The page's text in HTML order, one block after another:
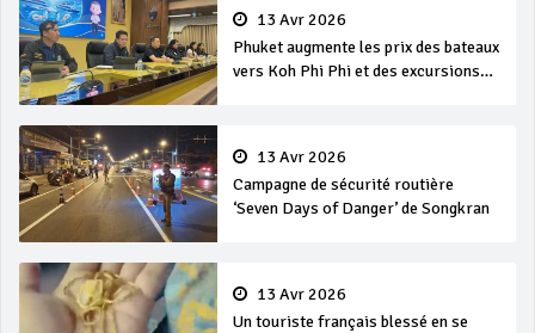
13 Avr 2026
Phuket augmente les prix des bateaux
vers Koh Phi Phi et des excursions
13 Avr 2026
Campagne de sécurité routière
‘Seven Days of Danger’ de Songkran
13 Avr 2026
Un touriste français blessé en se